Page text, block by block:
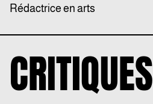
Rédactrice en arts
CRITIQUES